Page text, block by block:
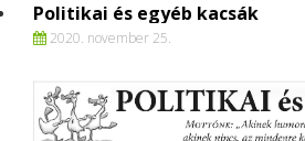
Politikai és egyéb kacsák
2020. november 25.